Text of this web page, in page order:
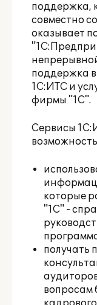
поддержка,
совместно
оказывает
поддержка
1С:ИТС и
фирмы "1С".
Сервисы
которые
"1С" -
получать
вопросам